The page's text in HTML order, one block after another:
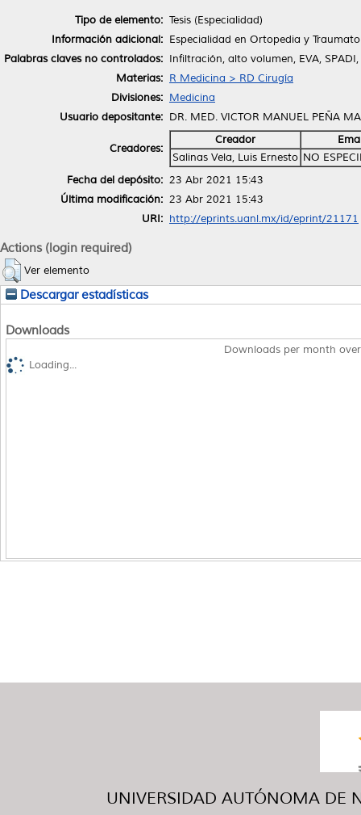
Tipo de elemento: Tesis (Especialidad)
Información adicional: Especialidad en Ortopedia y
Palabras claves no controlados: Infiltración, alto volumen, EVA,
Materias: R Medicina > RD Cirugía
Divisiones: Medicina
Usuario depositante: DR. MED. VICTOR MANUEL PEÑA
Creadores:
Creador
Salinas Vela, Luis Ernesto NO
Fecha del depósito: 23 Abr 2021 15:43
Última modificación: 23 Abr 2021 15:43
URI: http://eprints.uanl.mx/id/eprint/21171
Actions (login required)
Ver elemento
Descargar estadísticas
Downloads
Downloads per month
Loading...
UNIVERSIDAD AUTÓNOMA DE